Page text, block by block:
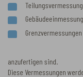
Grenzvermessungen
anzufertigen sind.
Diese Vermessungen